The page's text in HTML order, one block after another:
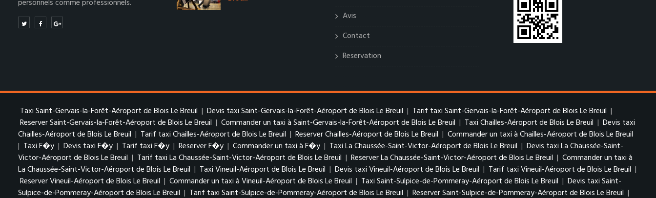
personnels comme professionnels.
Avis
Contact
Reservation
Taxi Saint-Gervais-la-Forêt-Aéroport de Blois Le Breuil | Devis taxi Saint-Gervais-la-Forêt-Aéroport de Blois Le Breuil | Tarif taxi Saint-Gervais-la-Forêt-Aéroport de Blois Le Breuil |
Reserver Saint-Gervais-la-Forêt-Aéroport de Blois Le Breuil | Commander un taxi à Saint-Gervais-la-Forêt-Aéroport de Blois Le Breuil | Taxi Chailles-Aéroport de Blois Le Breuil | Devis taxi
Chailles-Aéroport de Blois Le Breuil | Tarif taxi Chailles-Aéroport de Blois Le Breuil | Reserver Chailles-Aéroport de Blois Le Breuil | Commander un taxi à Chailles-Aéroport de Blois Le Breuil
| Taxi F�y | Devis taxi F�y | Tarif taxi F�y | Reserver F�y | Commander un taxi à F�y | Taxi La Chaussée-Saint-Victor-Aéroport de Blois Le Breuil | Devis taxi La Chaussée-Saint-
Victor-Aéroport de Blois Le Breuil | Tarif taxi La Chaussée-Saint-Victor-Aéroport de Blois Le Breuil | Reserver La Chaussée-Saint-Victor-Aéroport de Blois Le Breuil | Commander un taxi à
La Chaussée-Saint-Victor-Aéroport de Blois Le Breuil | Taxi Vineuil-Aéroport de Blois Le Breuil | Devis taxi Vineuil-Aéroport de Blois Le Breuil | Tarif taxi Vineuil-Aéroport de Blois Le Breuil |
Reserver Vineuil-Aéroport de Blois Le Breuil | Commander un taxi à Vineuil-Aéroport de Blois Le Breuil | Taxi Saint-Sulpice-de-Pommeray-Aéroport de Blois Le Breuil | Devis taxi Saint-
Sulpice-de-Pommeray-Aéroport de Blois Le Breuil | Tarif taxi Saint-Sulpice-de-Pommeray-Aéroport de Blois Le Breuil | Reserver Saint-Sulpice-de-Pommeray-Aéroport de Blois Le Breuil |